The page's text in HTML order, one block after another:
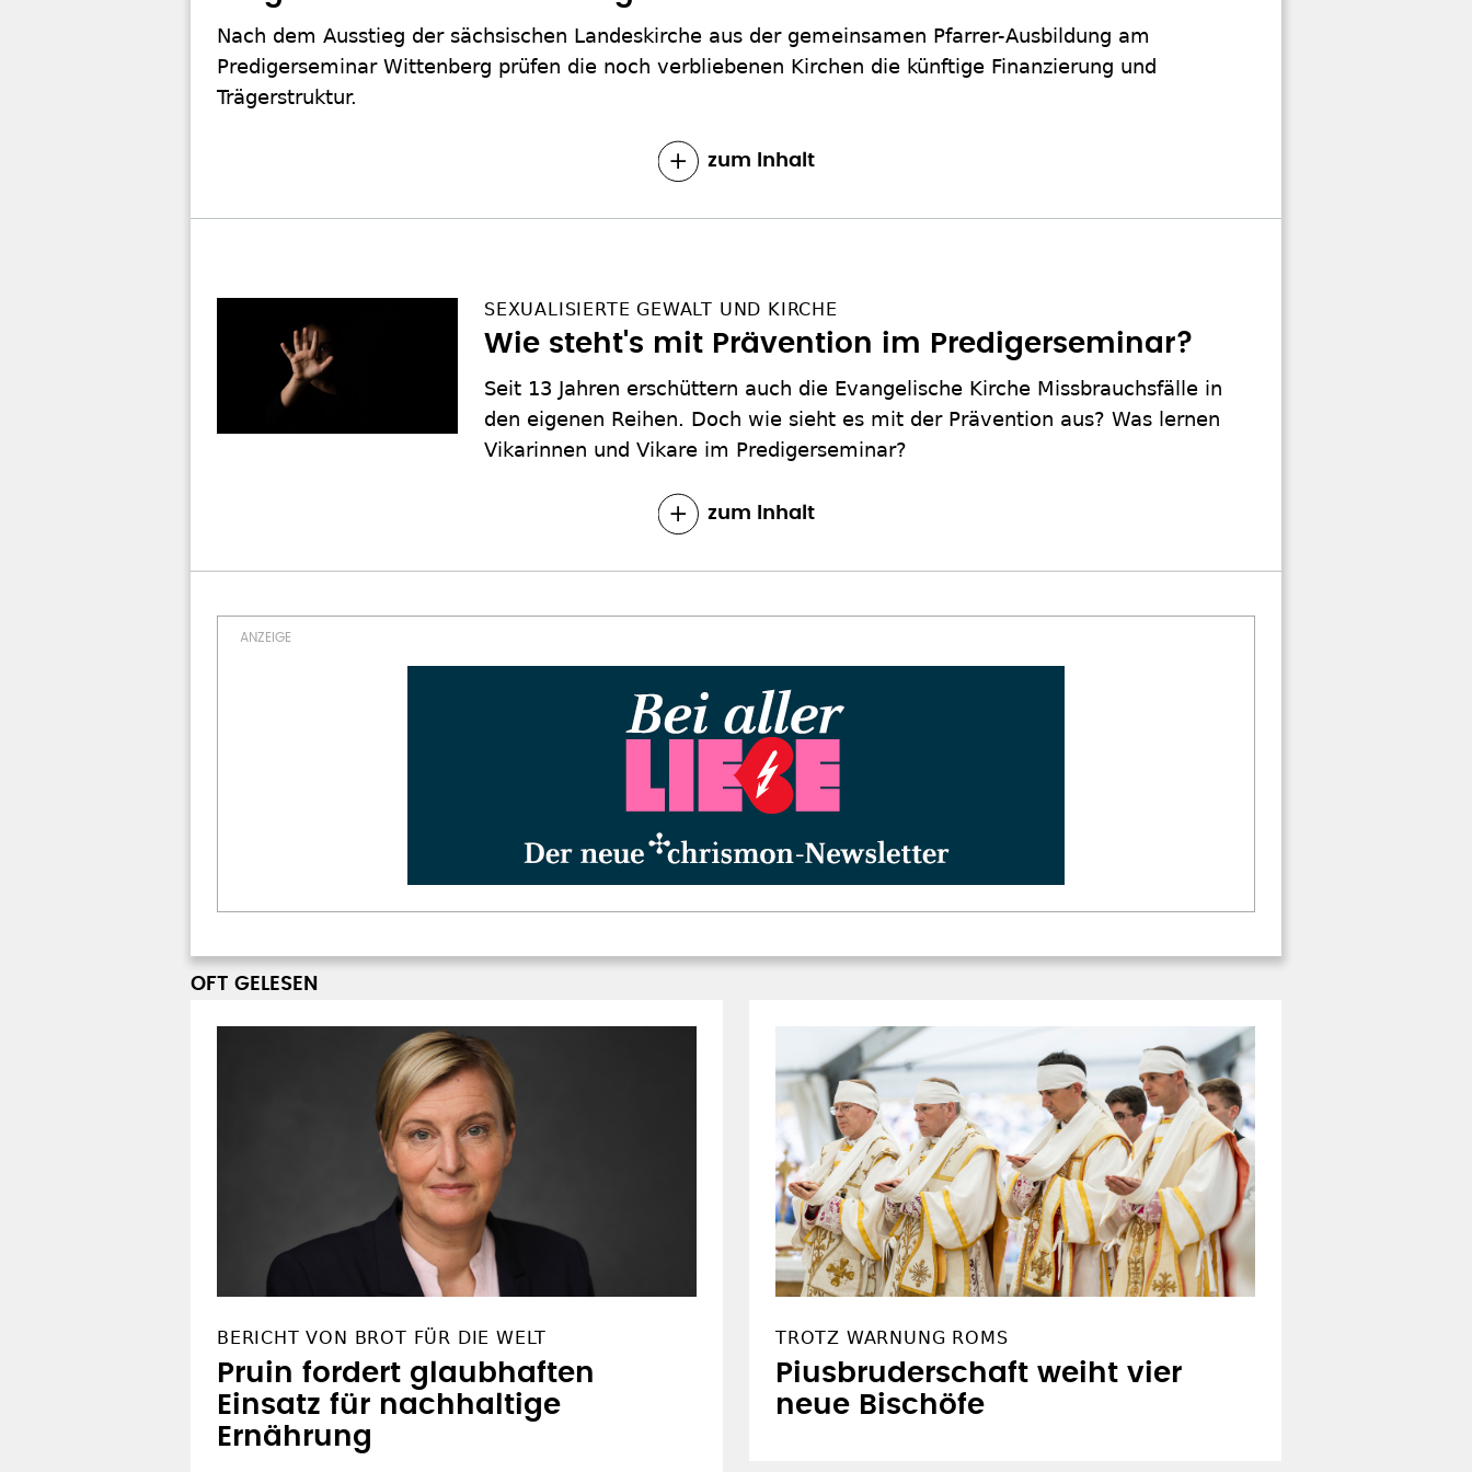
Nach dem Ausstieg der sächsischen Landeskirche aus der gemeinsamen Pfarrer-Ausbildung am
Predigerseminar Wittenberg prüfen die noch verbliebenen Kirchen die künftige Finanzierung und
Trägerstruktur.
zum Inhalt
SEXUALISIERTE GEWALT UND KIRCHE
Wie steht's mit Prävention im Predigerseminar?
Seit 13 Jahren erschüttern auch die Evangelische Kirche Missbrauchsfälle in
den eigenen Reihen. Doch wie sieht es mit der Prävention aus? Was lernen
Vikarinnen und Vikare im Predigerseminar?
zum Inhalt
OFT GELESEN
BERICHT VON BROT FÜR DIE WELT
Pruin fordert glaubhaften
Einsatz für nachhaltige
Ernährung
TROTZ WARNUNG ROMS
Piusbruderschaft weiht vier
neue Bischöfe